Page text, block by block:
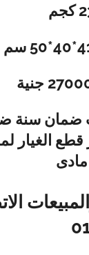
ضمان سنة
قطع الغيار